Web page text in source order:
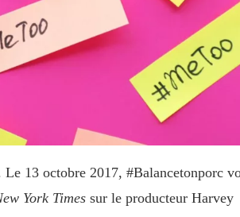
Le 13 octobre 2017, #Balancetonporc
York Times sur le producteur Harvey